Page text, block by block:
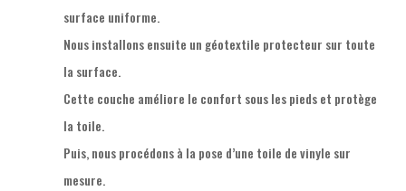
surface uniforme.
Nous installons ensuite un géotextile protecteur sur toute
la surface.
Cette couche améliore le confort sous les pieds et protège
la toile.
Puis, nous procédons à la pose d’une toile de vinyle sur
mesure.